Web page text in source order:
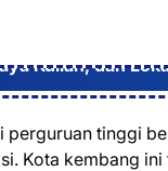
Kuliah, dan
tinggi
Kota kembang